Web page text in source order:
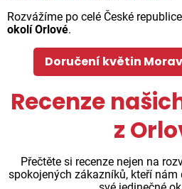
Rozvážíme po celé České
okolí Orlové.
Doručení květin
Recenze
z
Přečtěte si recenze nejen na
spokojených zákazníků, kteří